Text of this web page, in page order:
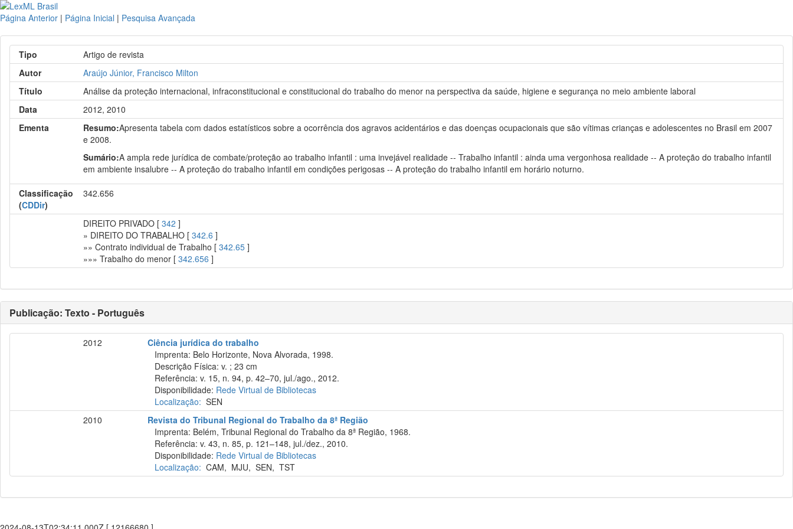
Página Anterior | Página Inicial | Pesquisa Avançada
Tipo
Artigo de revista
Autor
Araújo Júnior, Francisco Milton
Título
Análise da proteção internacional, infraconstitucional e constitucional do trabalho do menor na perspectiva da saúde, higiene e segurança no meio ambiente laboral
Data
2012, 2010
Ementa
Resumo:Apresenta tabela com dados estatísticos sobre a ocorrência dos agravos acidentários e das doenças ocupacionais que são vítimas crianças e adolescentes no Brasil em 2007
e 2008.
Sumário:A ampla rede jurídica de combate/proteção ao trabalho infantil : uma invejável realidade -- Trabalho infantil : ainda uma vergonhosa realidade -- A proteção do trabalho infantil
em ambiente insalubre -- A proteção do trabalho infantil em condições perigosas -- A proteção do trabalho infantil em horário noturno.
Classificação
(CDDir)
342.656
DIREITO PRIVADO [342 ]
» DIREITO DO TRABALHO [342.6 ]
»» Contrato individual de Trabalho [342.65 ]
»»» Trabalho do menor [342.656 ]
Publicação: Texto - Português
2012
Ciência jurídica do trabalho
Imprenta: Belo Horizonte, Nova Alvorada, 1998.
Descrição Física: v. ; 23 cm
Referência: v. 15, n. 94, p. 42–70, jul./ago., 2012.
Disponibilidade: Rede Virtual de Bibliotecas
Localização: SEN
2010
Revista do Tribunal Regional do Trabalho da 8ª Região
Imprenta: Belém, Tribunal Regional do Trabalho da 8ª Região, 1968.
Referência: v. 43, n. 85, p. 121–148, jul./dez., 2010.
Disponibilidade: Rede Virtual de Bibliotecas
Localização: CAM, MJU,SEN,TST